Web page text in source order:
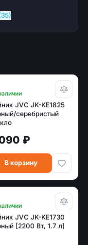
JVC JK-KE1825
серебристый
₽
В корзину
JVC JK-KE1730
[2200 Вт, 1.7 л]